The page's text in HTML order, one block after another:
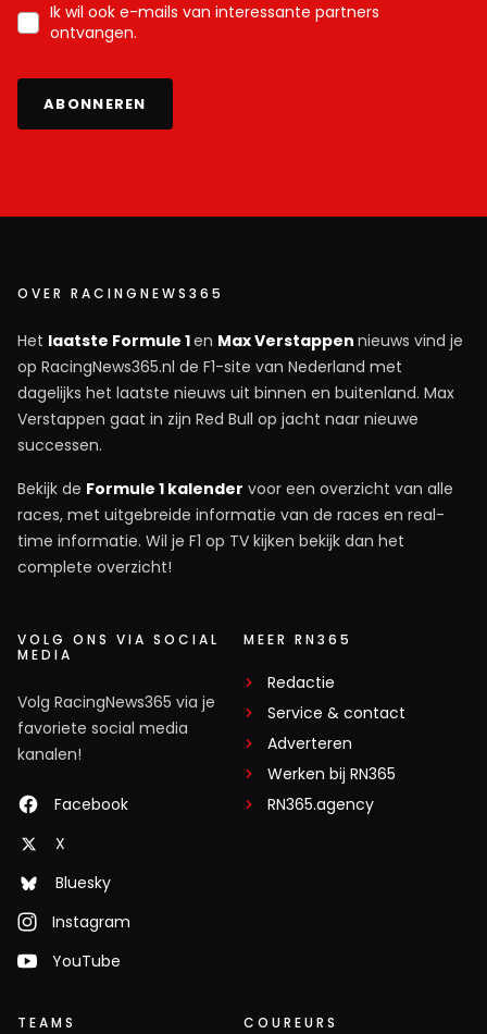
Ik wil ook e-mails van interessante partners
ontvangen.
ABONNEREN
OVER RACINGNEWS365
Het laatste Formule 1en Max Verstappen nieuws vind je
op RacingNews365.nl de F1-site van Nederland met
dagelijks het laatste nieuws uit binnen en buitenland. Max
Verstappen gaat in zijn Red Bull op jacht naar nieuwe
successen.
Bekijk de Formule 1 kalender voor een overzicht van alle
races, met uitgebreide informatie van de races en real-
time informatie. Wil je F1 op TV kijken bekijk dan het
complete overzicht!
VOLG ONS VIA SOCIAL
MEDIA
Volg RacingNews365 via je
favoriete social media
kanalen!
Facebook
X
Bluesky
Instagram
YouTube
MEER RN365
Redactie
Service & contact
Adverteren
Werken bij RN365
RN365.agency
TEAMS COUREURS